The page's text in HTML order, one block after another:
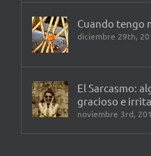
Cuando tengo
diciembre 29th,
El Sarcasmo:
gracioso e
noviembre 3rd,